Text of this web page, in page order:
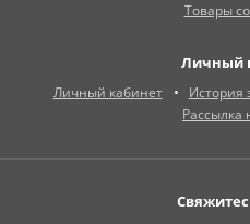
Товары
Личный
Личный кабинет История
Рассылка